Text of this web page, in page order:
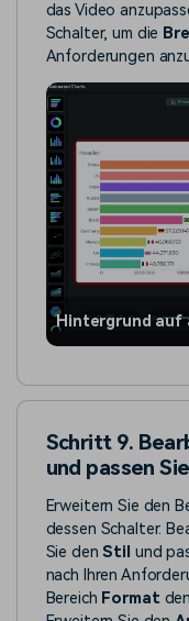
das Video
Schalter, um die
Anforderungen
Hintergrund auf
Schritt 9.
und passen
Erweitern Sie den
dessen Schalter.
Sie denStil und
nach Ihren
Bereich Formatden